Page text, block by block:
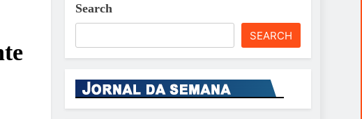
Search
SEARCH